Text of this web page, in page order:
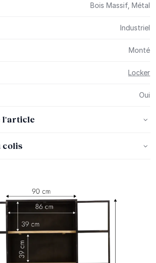
Bois Massif, Métal
Industriel
Monté
Locker
Oui
l'article
colis